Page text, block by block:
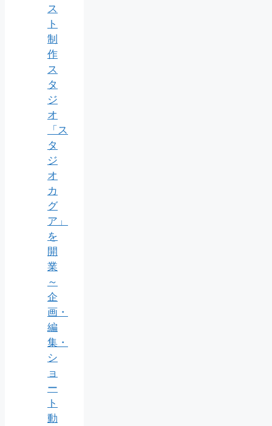
ス
ト
制
作
ス
タ
ジ
オ
「ス
タ
ジ
オ
カ
グ
ア」
を
開
業
～
企
画・
編
集・
シ
ョ
ー
ト
動